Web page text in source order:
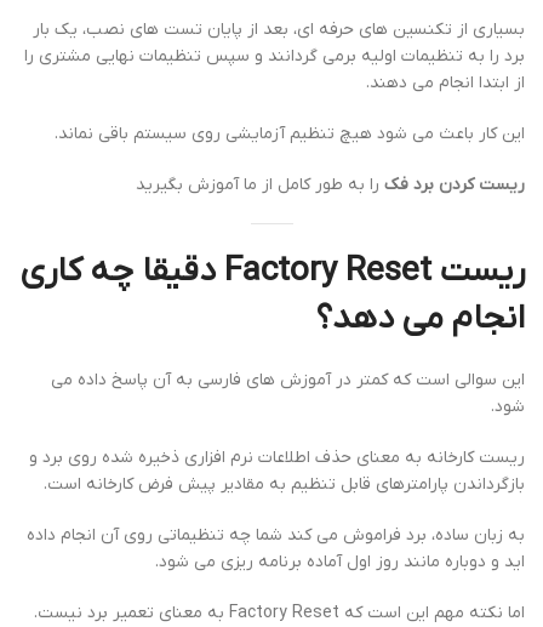
بسیاری از تکنسین های حرفه ای، بعد از پایان تست های نصب، یک بار
برد را به تنظیمات اولیه برمی گردانند و سپس تنظیمات نهایی مشتری را
از ابتدا انجام می دهند.
این کار باعث می شود هیچ تنظیم آزمایشی روی سیستم باقی نماند.
ریست کردن برد فک را به طور کامل از ما آموزش بگیرید
ریست Factory Reset دقیقا چه کاری
انجام می دهد؟
این سوالی است که کمتر در آموزش های فارسی به آن پاسخ داده می
شود.
ریست کارخانه به معنای حذف اطلاعات نرم افزاری ذخیره شده روی برد و
بازگرداندن پارامترهای قابل تنظیم به مقادیر پیش فرض کارخانه است.
به زبان ساده، برد فراموش می کند شما چه تنظیماتی روی آن انجام داده
اید و دوباره مانند روز اول آماده برنامه ریزی می شود.
اما نکته مهم این است که Factory Reset به معنای تعمیر برد نیست.